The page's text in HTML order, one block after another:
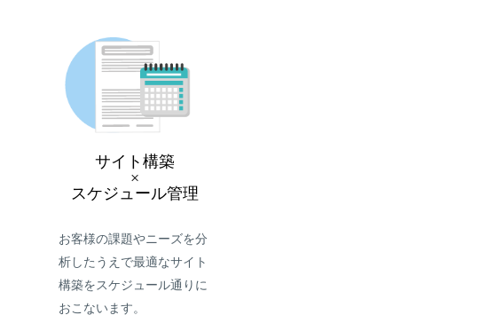
サイト構築
×
スケジュール管理
お客様の課題やニーズを分
析したうえで最適なサイト
構築をスケジュール通りに
おこないます。